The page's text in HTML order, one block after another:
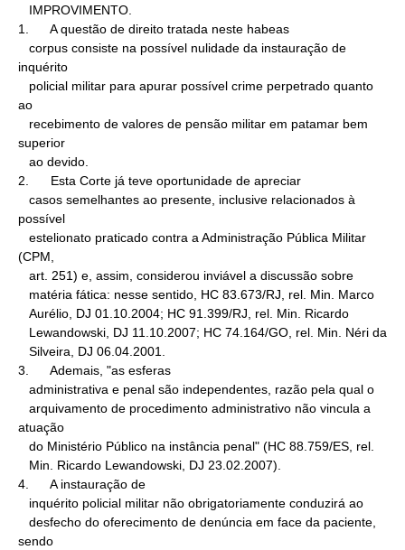
1.      A questão de direito tratada neste habeas
inquérito
ao
superior
2.      Esta Corte já teve oportunidade de apreciar
possível
(CPM,
3.      Ademais, "as esferas
atuação
4.      A instauração de
sendo